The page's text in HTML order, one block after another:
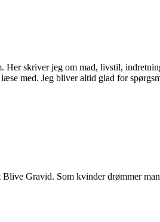
skriver jeg om mad, livstil,
med. Jeg bliver altid glad for
Gravid. Som kvinder drømmer